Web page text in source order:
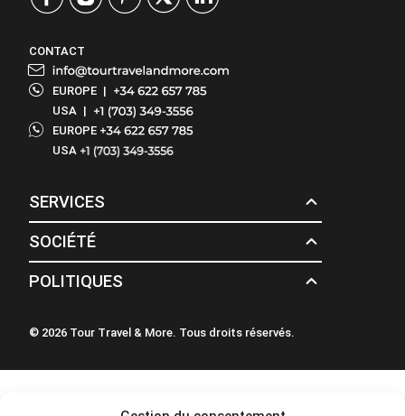
SERVICES
SOCIÉTÉ
POLITIQUES
CONTACT
EUROPE |
USA |
EUROPE
USA
© 2026 Tour Travel & More. Tous droits réservés.